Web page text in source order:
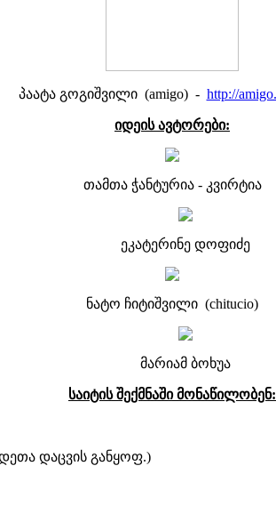
პაატა გოგიშვილი (amigo) - http://
იდეის ავტორები:
თამთა ჭანტურია - კვირტია
ეკატერინე დოფიძე
ნატო ჩიტიშვილი (chitucio)
მარიამ ბოხუა
საიტის შექმნაში მონაწილობენ:
დაცვის განყოფ.)